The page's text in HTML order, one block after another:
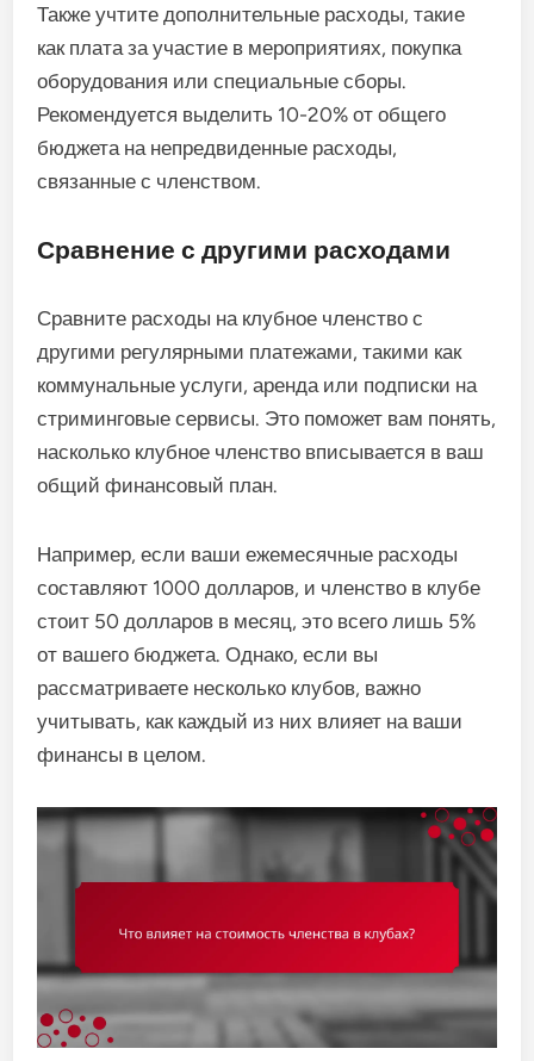
Также учтите дополнительные расходы, такие
как плата за участие в мероприятиях, покупка
оборудования или специальные сборы.
Рекомендуется выделить 10-20% от общего
бюджета на непредвиденные расходы,
связанные с членством.
Сравнение с другими расходами
Сравните расходы на клубное членство с
другими регулярными платежами, такими как
коммунальные услуги, аренда или подписки на
стриминговые сервисы. Это поможет вам понять,
насколько клубное членство вписывается в ваш
общий финансовый план.
Например, если ваши ежемесячные расходы
составляют 1000 долларов, и членство в клубе
стоит 50 долларов в месяц, это всего лишь 5%
от вашего бюджета. Однако, если вы
рассматриваете несколько клубов, важно
учитывать, как каждый из них влияет на ваши
финансы в целом.